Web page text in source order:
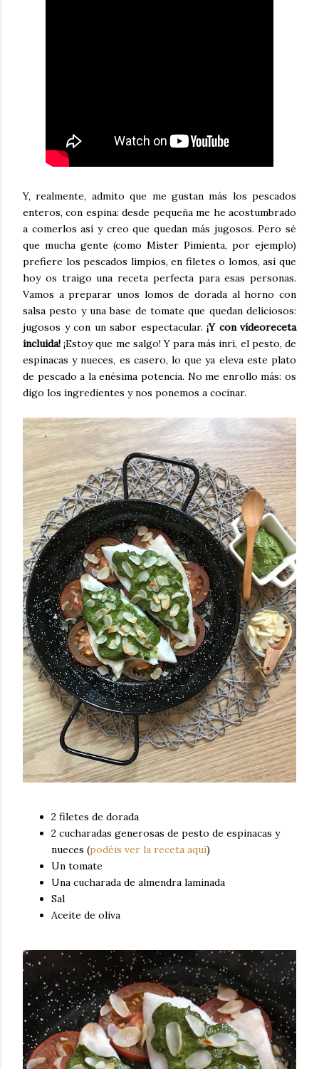
Y, realmente, admito que me gustan más los pescados
enteros, con espina: desde pequeña me he acostumbrado
a comerlos así y creo que quedan más jugosos. Pero sé
que mucha gente (como Míster Pimienta, por ejemplo)
prefiere los pescados limpios, en filetes o lomos, así que
hoy os traigo una receta perfecta para esas personas.
Vamos a preparar unos lomos de dorada al horno con
salsa pesto y una base de tomate que quedan deliciosos:
jugosos y con un sabor espectacular. ¡Y con vídeoreceta
incluida! ¡Estoy que me salgo! Y para más inri, el pesto, de
espinacas y nueces, es casero, lo que ya eleva este plato
de pescado a la enésima potencia. No me enrollo más: os
digo los ingredientes y nos ponemos a cocinar.
2 filetes de dorada
2 cucharadas generosas de pesto de espinacas y
nueces (podéis ver la receta aquí)
Un tomate
Una cucharada de almendra laminada
Sal
Aceite de oliva